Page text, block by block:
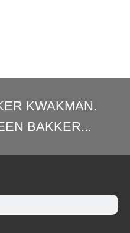
KWAKMAN.
BAKKER...